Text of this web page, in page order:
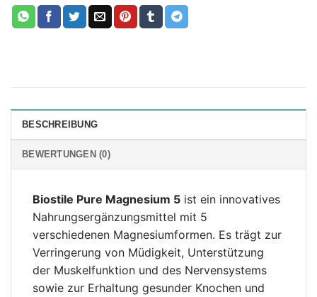
BESCHREIBUNG
BEWERTUNGEN (0)
Biostile Pure Magnesium 5 ist ein innovatives
Nahrungsergänzungsmittel mit 5
verschiedenen Magnesiumformen. Es trägt zur
Verringerung von Müdigkeit, Unterstützung
der Muskelfunktion und des Nervensystems
sowie zur Erhaltung gesunder Knochen und